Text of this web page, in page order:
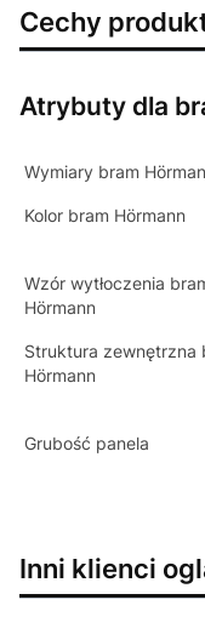
Cechy
Atrybuty dla
Wymiary bram
Kolor bram Hörmann
Wzór wytłoczenia
Hörmann
Struktura zewnętrzna
Hörmann
Grubość panela
Inni klienci